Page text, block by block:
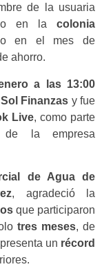
de la usuaria
en lacolonia
en el mes de
ahorro.
a las 13:00
Finanzas y fue
Live, como parte
de la empresa
de Agua de
, agradeció la
que participaron
tres meses, de
un récord